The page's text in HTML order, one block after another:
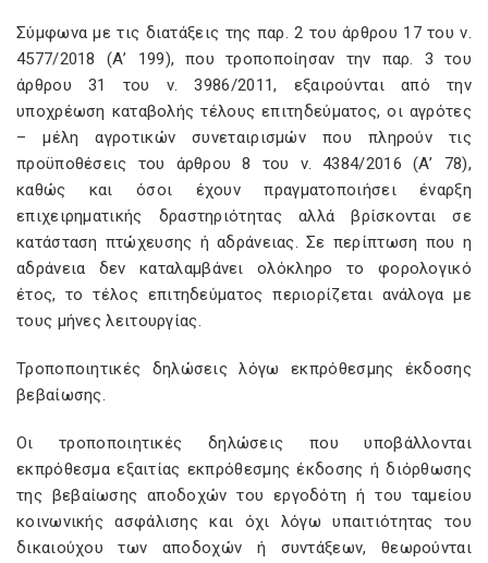
Σύμφωνα με τις διατάξεις της παρ. 2 του άρθρου 17 του ν.
4577/2018 (Α’ 199), που τροποποίησαν την παρ. 3 του
άρθρου 31 του ν. 3986/2011, εξαιρούνται από την
υποχρέωση καταβολής τέλους επιτηδεύματος, οι αγρότες
– μέλη αγροτικών συνεταιρισμών που πληρούν τις
προϋποθέσεις του άρθρου 8 του ν. 4384/2016 (Α’ 78),
καθώς και όσοι έχουν πραγματοποιήσει έναρξη
επιχειρηματικής δραστηριότητας αλλά βρίσκονται σε
κατάσταση πτώχευσης ή αδράνειας. Σε περίπτωση που η
αδράνεια δεν καταλαμβάνει ολόκληρο το φορολογικό
έτος, το τέλος επιτηδεύματος περιορίζεται ανάλογα με
τους μήνες λειτουργίας.
Τροποποιητικές δηλώσεις λόγω εκπρόθεσμης έκδοσης
βεβαίωσης.
Οι τροποποιητικές δηλώσεις που υποβάλλονται
εκπρόθεσμα εξαιτίας εκπρόθεσμης έκδοσης ή διόρθωσης
της βεβαίωσης αποδοχών του εργοδότη ή του ταμείου
κοινωνικής ασφάλισης και όχι λόγω υπαιτιότητας του
δικαιούχου των αποδοχών ή συντάξεων, θεωρούνται